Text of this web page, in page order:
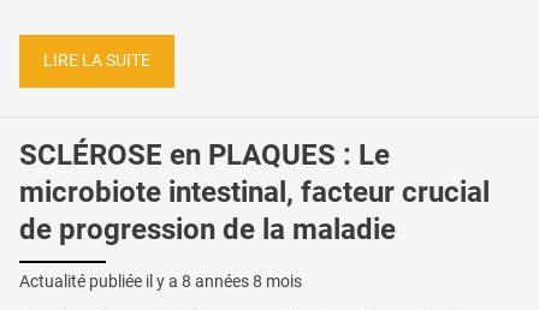
LIRE LA SUITE
SCLÉROSE en PLAQUES : Le
microbiote intestinal, facteur crucial
de progression de la maladie
Actualité publiée il y a 8 années 8 mois